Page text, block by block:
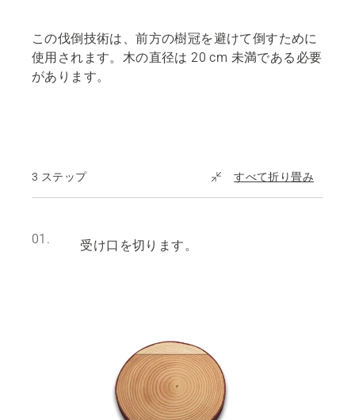
この伐倒技術は、前方の樹冠を避けて倒すために
使用されます。木の直径は 20 cm 未満である必要
があります。
3 ステップ すべて折り畳み
01. 受け口を切ります。